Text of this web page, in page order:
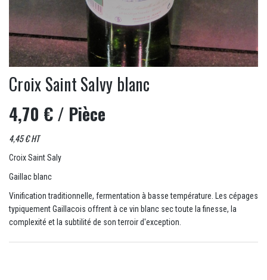
Croix Saint Salvy blanc
4,70 €/ Pièce
4,45 € HT
Croix Saint Saly
Gaillac blanc
Vinification traditionnelle, fermentation à basse température. Les cépages
typiquement Gaillacois offrent à ce vin blanc sec toute la finesse, la
complexité et la subtilité de son terroir d'exception.